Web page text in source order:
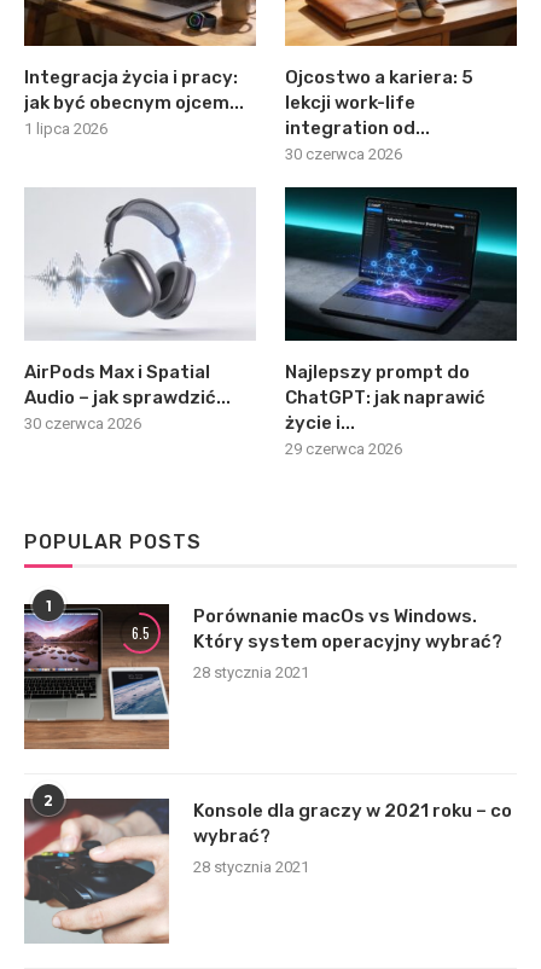
Integracja życia i pracy:
jak być obecnym ojcem...
1 lipca 2026
Ojcostwo a kariera: 5
lekcji work-life
integration od...
30 czerwca 2026
AirPods Max i Spatial
Audio – jak sprawdzić...
30 czerwca 2026
Najlepszy prompt do
ChatGPT: jak naprawić
życie i...
29 czerwca 2026
POPULAR POSTS
1
6.5
Porównanie macOs vs Windows.
Który system operacyjny wybrać?
28 stycznia 2021
2
Konsole dla graczy w 2021 roku – co
wybrać?
28 stycznia 2021